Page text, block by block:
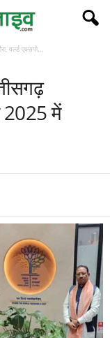
वर्ल्ड एक्सपो...
2025 में